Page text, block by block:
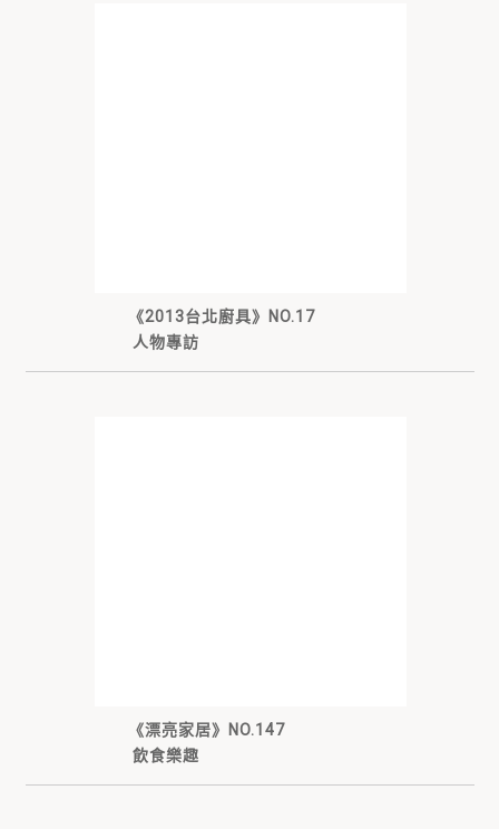
《2013台北廚具》NO.17
人物專訪
《漂亮家居》NO.147
飲食樂趣